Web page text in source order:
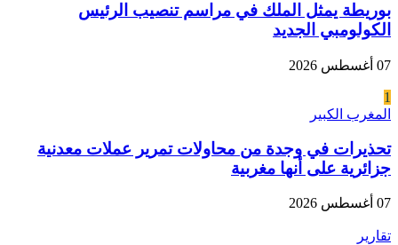
بوريطة يمثل الملك في مراسم تنصيب الرئيس
الكولومبي الجديد
07 أغسطس 2026
1
المغرب الكبير
تحذيرات في وجدة من محاولات تمرير عملات معدنية
جزائرية على أنها مغربية
07 أغسطس 2026
تقارير